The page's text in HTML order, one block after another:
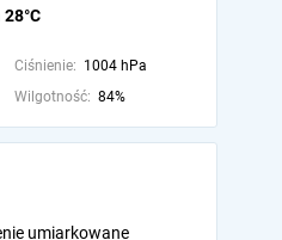
28°C
Ciśnienie: 1004 hPa
Wilgotność: 84%
umiarkowane